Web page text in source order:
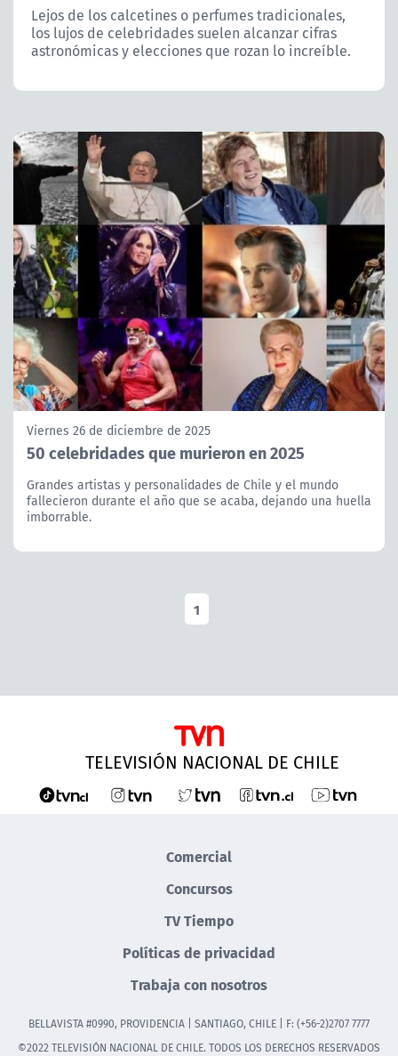
CANAL DE DENUNCIAS
Lejos de los calcetines o perfumes tradicionales,
los lujos de celebridades suelen alcanzar cifras
astronómicas y elecciones que rozan lo increíble.
Viernes 26 de diciembre de 2025
50 celebridades que murieron en 2025
Grandes artistas y personalidades de Chile y el mundo
fallecieron durante el año que se acaba, dejando una huella
imborrable.
1
TELEVISIÓN NACIONAL DE CHILE
Comercial
Concursos
TV Tiempo
Políticas de privacidad
Trabaja con nosotros
BELLAVISTA #0990, PROVIDENCIA | SANTIAGO, CHILE | F: (+56-2)2707 7777
©2022 TELEVISIÓN NACIONAL DE CHILE. TODOS LOS DERECHOS RESERVADOS